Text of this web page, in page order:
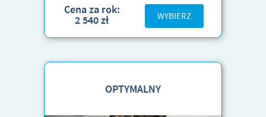
Cena za rok:
2 540 zł WYBIERZ
OPTYMALNY